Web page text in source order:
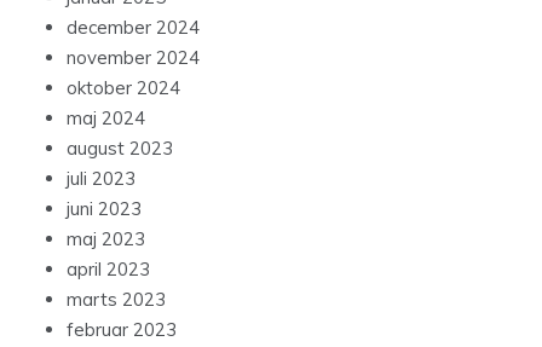
december 2024
november 2024
oktober 2024
maj 2024
august 2023
juli 2023
juni 2023
maj 2023
april 2023
marts 2023
februar 2023